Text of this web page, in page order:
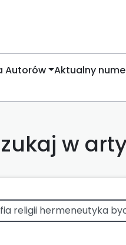
Autorów Aktualny
w